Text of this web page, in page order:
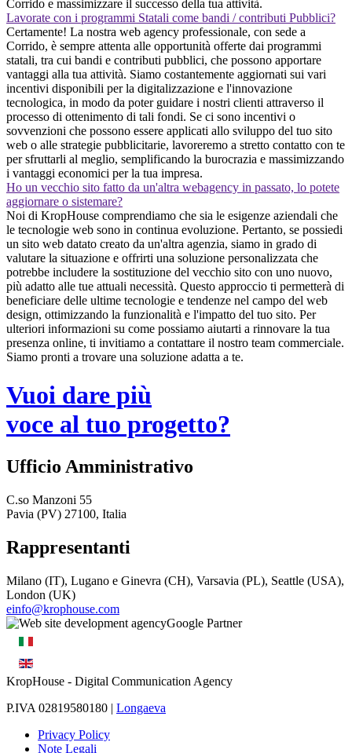
Corrido e massimizzare il successo della tua attività.
Lavorate con i programmi Statali come bandi / contributi Pubblici?
Certamente! La nostra web agency professionale, con sede a
Corrido, è sempre attenta alle opportunità offerte dai programmi
statali, tra cui bandi e contributi pubblici, che possono apportare
vantaggi alla tua attività. Siamo costantemente aggiornati sui vari
incentivi disponibili per la digitalizzazione e l'innovazione
tecnologica, in modo da poter guidare i nostri clienti attraverso il
processo di ottenimento di tali fondi. Se ci sono incentivi o
sovvenzioni che possono essere applicati allo sviluppo del tuo sito
web o alle strategie pubblicitarie, lavoreremo a stretto contatto con te
per sfruttarli al meglio, semplificando la burocrazia e massimizzando
i vantaggi economici per la tua impresa.
Ho un vecchio sito fatto da un'altra webagency in passato, lo potete
aggiornare o sistemare?
Noi di KropHouse comprendiamo che sia le esigenze aziendali che
le tecnologie web sono in continua evoluzione. Pertanto, se possiedi
un sito web datato creato da un'altra agenzia, siamo in grado di
valutare la situazione e offrirti una soluzione personalizzata che
potrebbe includere la sostituzione del vecchio sito con uno nuovo,
più adatto alle tue attuali necessità. Questo approccio ti permetterà di
beneficiare delle ultime tecnologie e tendenze nel campo del web
design, ottimizzando la funzionalità e l'impatto del tuo sito. Per
ulteriori informazioni su come possiamo aiutarti a rinnovare la tua
presenza online, ti invitiamo a contattare il nostro team commerciale.
Siamo pronti a trovare una soluzione adatta a te.
Vuoi dare più
voce al tuo progetto?
Ufficio Amministrativo
C.so Manzoni 55
Pavia (PV) 27100, Italia
Rappresentanti
Milano (IT), Lugano e Ginevra (CH), Varsavia (PL), Seattle (USA),
London (UK)
einfo@krophouse.com
KropHouse - Digital Communication Agency
P.IVA 02819580180 | Longaeva
Privacy Policy
Note Legali